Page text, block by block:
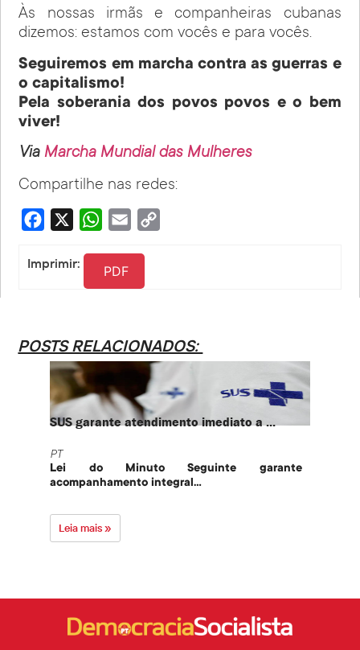
Às nossas irmãs e companheiras cubanas
dizemos: estamos com vocês e para vocês.
Seguiremos em marcha contra as guerras e
o capitalismo!
Pela soberania dos povos povos e o bem
viver!
Via Marcha Mundial das Mulheres
Compartilhe nas redes:
Facebook WhatsApp
Email
Imprimir: PDF
POSTS RELACIONADOS:
SUS garante atendimento imediato a ...
PT
Lei do Minuto Seguinte garante
acompanhamento integral...
Leia mais »